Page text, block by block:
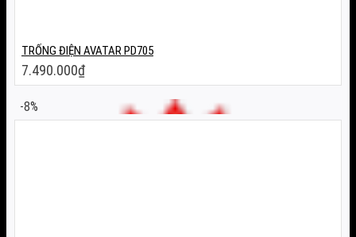
TRỐNG ĐIỆN AVATAR PD705
7.490.000₫
-8%